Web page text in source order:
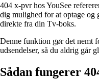
404 x-pvr hos YouSee
dig mulighed for at optage og
direkte fra din Tv-boks.
Denne funktion gør det nemt
udsendelser, så du aldrig går
Sådan fungerer